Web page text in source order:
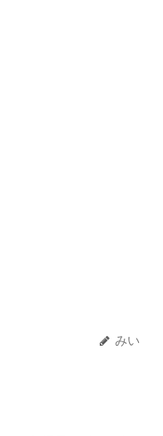
みい